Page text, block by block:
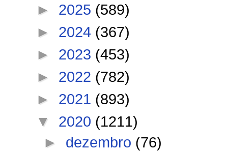
► 2025 (589)
► 2024 (367)
► 2023 (453)
► 2022 (782)
► 2021 (893)
▼ 2020 (1211)
► dezembro (76)